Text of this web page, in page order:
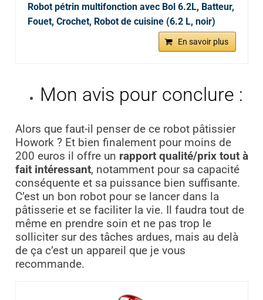
Robot pétrin multifonction avec Bol 6.2L, Batteur,
Fouet, Crochet, Robot de cuisine (6.2 L, noir)
En savoir plus
Mon avis pour conclure :
Alors que faut-il penser de ce robot pâtissier
Howork ? Et bien finalement pour moins de
200 euros il offre un rapport qualité/prix tout à
fait intéressant, notamment pour sa capacité
conséquente et sa puissance bien suffisante.
C’est un bon robot pour se lancer dans la
pâtisserie et se faciliter la vie. Il faudra tout de
même en prendre soin et ne pas trop le
solliciter sur des tâches ardues, mais au delà
de ça c’est un appareil que je vous
recommande.